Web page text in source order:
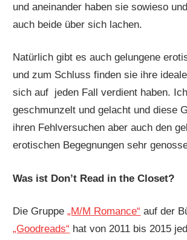
und aneinander haben sie sowieso
auch beide über sich lachen.
Natürlich gibt es auch gelungene
und zum Schluss finden sie ihre
sich auf jeden Fall verdient haben.
geschmunzelt und gelacht und diese
ihren Fehlversuchen aber auch den
erotischen Begegnungen sehr
Was ist Don’t Read in the Closet?
Die Gruppe„M/M Romance“ auf der
„Goodreads“ hat von 2011 bis 2015